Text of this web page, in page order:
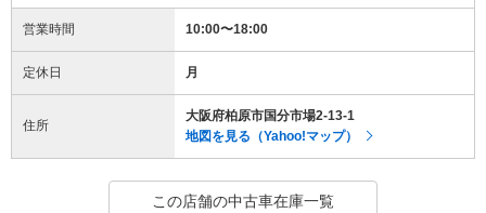
営業時間 10:00〜18:00
定休日 月
住所
大阪府柏原市国分市場2-13-1
地図を見る（Yahoo!マップ）
この店舗の中古車在庫一覧